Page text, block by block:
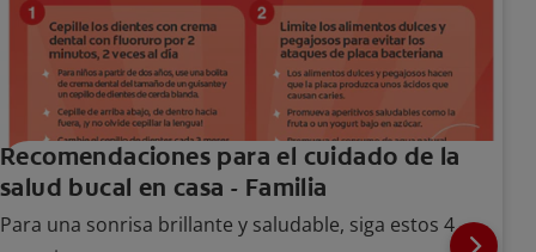
Recomendaciones para el cuidado de la
salud bucal en casa - Familia
Para una sonrisa brillante y saludable, siga estos 4